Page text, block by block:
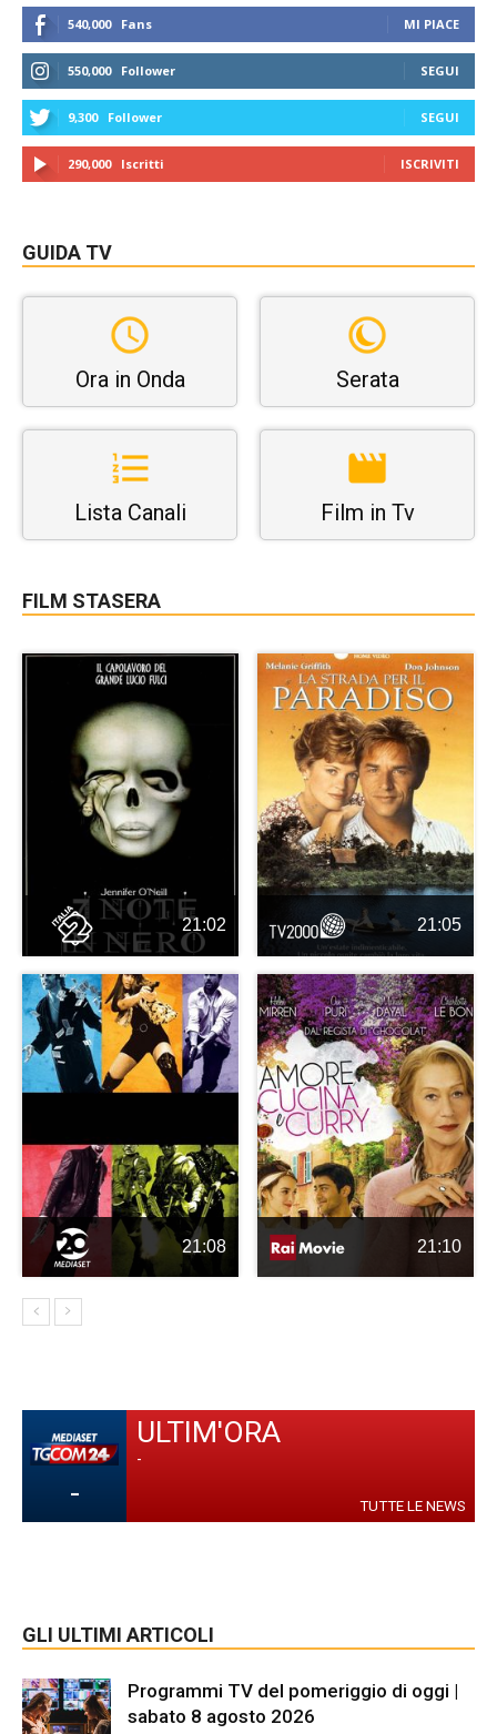
540,000 Fans MI PIACE
550,000 Follower SEGUI
9,300 Follower SEGUI
290,000 Iscritti ISCRIVITI
GUIDA TV
Ora in Onda Serata
Lista Canali Film in Tv
FILM STASERA
21:02 21:05
21:08 21:10
-
ULTIM'ORA
-
TUTTE LE NEWS
GLI ULTIMI ARTICOLI
Programmi TV del pomeriggio di oggi |
sabato 8 agosto 2026